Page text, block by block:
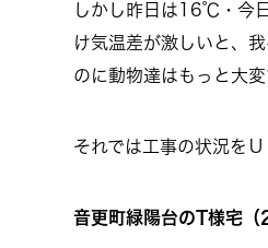
しかし昨日は16℃・今
け気温差が激しいと、
のに動物達はもっと大変
それでは工事の状況をＵ
音更町緑陽台のT様宅（